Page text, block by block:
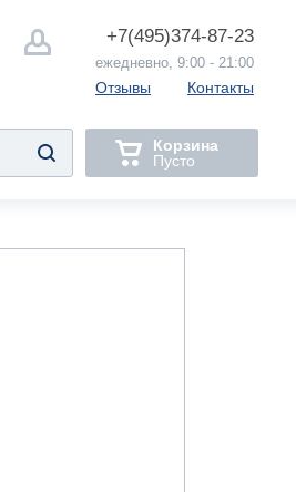
+7(495)374-87-23
ежедневно, 9:00 - 21:00
Отзывы Контакты
Корзина
Пусто